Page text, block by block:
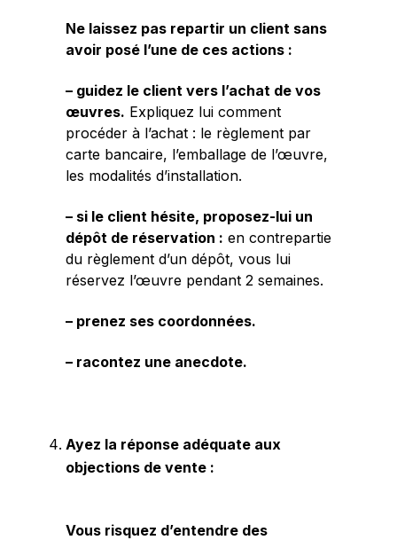
Ne laissez pas repartir un client sans
avoir posé l’une de ces actions :
– guidez le client vers l’achat de vos
œuvres. Expliquez lui comment
procéder à l’achat : le règlement par
carte bancaire, l’emballage de l’œuvre,
les modalités d’installation.
– si le client hésite, proposez-lui un
dépôt de réservation : en contrepartie
du règlement d’un dépôt, vous lui
réservez l’œuvre pendant 2 semaines.
– prenez ses coordonnées.
– racontez une anecdote.
Ayez la réponse adéquate aux
objections de vente :
Vous risquez d’entendre des